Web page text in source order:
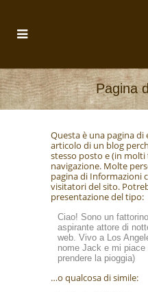
Pagina
Questa è una pagina di
articolo di un blog
stesso posto e (in
navigazione. Molte
pagina di Informazioni
visitatori del sito.
presentazione del tipo:
Ciao! Sono un
aspirante attore di
web. Vivo a Los
nome Jack e mi
prendere la pioggia)
…o qualcosa di simile: